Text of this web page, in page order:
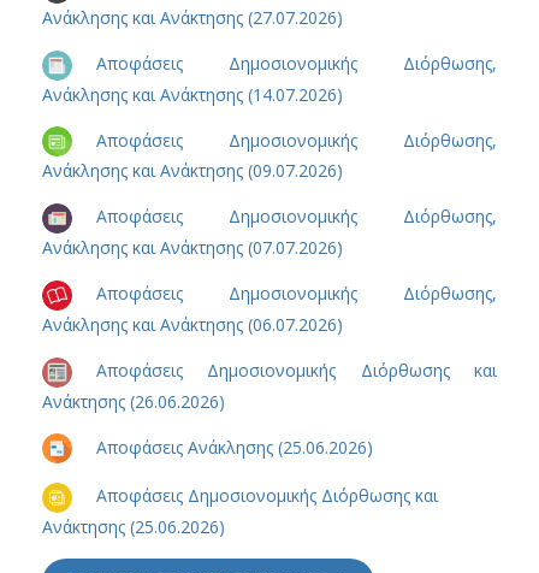
Ανάκλησης και Ανάκτησης (27.07.2026)
Αποφάσεις Δημοσιονομικής Διόρθωσης,
Ανάκλησης και Ανάκτησης (14.07.2026)
Αποφάσεις Δημοσιονομικής Διόρθωσης,
Ανάκλησης και Ανάκτησης (09.07.2026)
Αποφάσεις Δημοσιονομικής Διόρθωσης,
Ανάκλησης και Ανάκτησης (07.07.2026)
Αποφάσεις Δημοσιονομικής Διόρθωσης,
Ανάκλησης και Ανάκτησης (06.07.2026)
Αποφάσεις Δημοσιονομικής Διόρθωσης και
Ανάκτησης (26.06.2026)
Αποφάσεις Ανάκλησης (25.06.2026)
Αποφάσεις Δημοσιονομικής Διόρθωσης και
Ανάκτησης (25.06.2026)